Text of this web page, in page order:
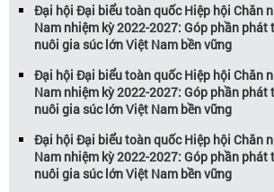
Đại hội Đại biểu toàn quốc Hiệp hội Chăn
Nam nhiệm kỳ 2022-2027: Góp phần phát
nuôi gia súc lớn Việt Nam bền vững
Đại hội Đại biểu toàn quốc Hiệp hội Chăn
Nam nhiệm kỳ 2022-2027: Góp phần phát
nuôi gia súc lớn Việt Nam bền vững
Đại hội Đại biểu toàn quốc Hiệp hội Chăn
Nam nhiệm kỳ 2022-2027: Góp phần phát
nuôi gia súc lớn Việt Nam bền vững